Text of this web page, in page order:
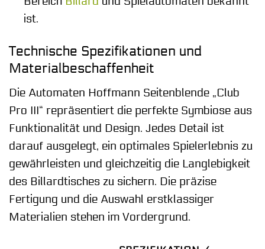
ist.
Technische Spezifikationen und
Materialbeschaffenheit
Die Automaten Hoffmann Seitenblende „Club
Pro III“ repräsentiert die perfekte Symbiose aus
Funktionalität und Design. Jedes Detail ist
darauf ausgelegt, ein optimales Spielerlebnis zu
gewährleisten und gleichzeitig die Langlebigkeit
des Billardtisches zu sichern. Die präzise
Fertigung und die Auswahl erstklassiger
Materialien stehen im Vordergrund.